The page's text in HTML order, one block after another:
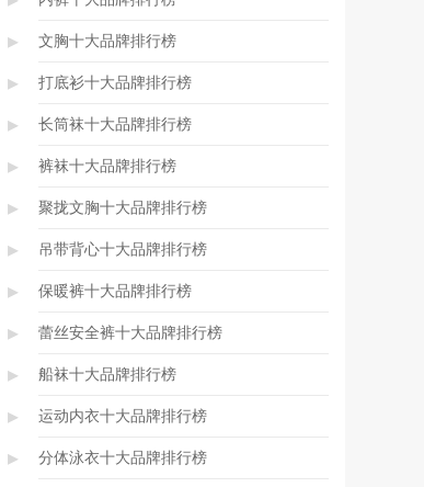
▸ 文胸十大品牌排行榜
▸ 打底衫十大品牌排行榜
▸ 长筒袜十大品牌排行榜
▸ 裤袜十大品牌排行榜
▸ 聚拢文胸十大品牌排行榜
▸ 吊带背心十大品牌排行榜
▸ 保暖裤十大品牌排行榜
▸ 蕾丝安全裤十大品牌排行榜
▸ 船袜十大品牌排行榜
▸ 运动内衣十大品牌排行榜
▸ 分体泳衣十大品牌排行榜